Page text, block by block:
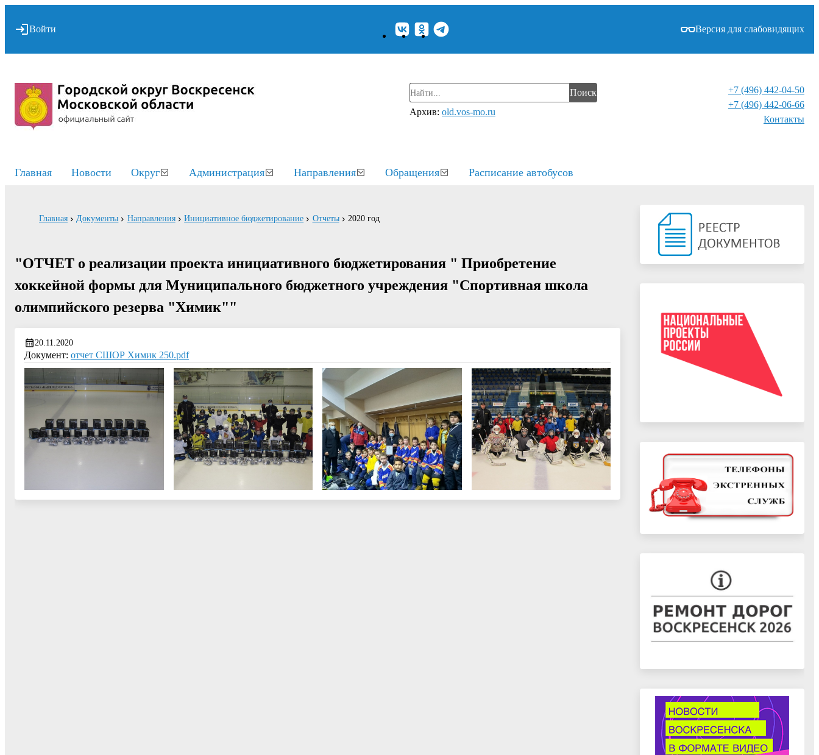
Войти Версия для слабовидящих
Поиск
Архив: old.vos-mo.ru
+7 (496) 442-04-50
+7 (496) 442-06-66
Контакты⁠
Главная Новости Округ Администрация Направления Обращения Расписание автобусов
Главная Документы Направления Инициативное бюджетирование Отчеты 2020 год
"ОТЧЕТ о реализации проекта инициативного бюджетирования " Приобретение
хоккейной формы для Муниципального бюджетного учреждения "Спортивная школа
олимпийского резерва "Химик""
20.11.2020
Документ: отчет СШОР Химик 250.pdf